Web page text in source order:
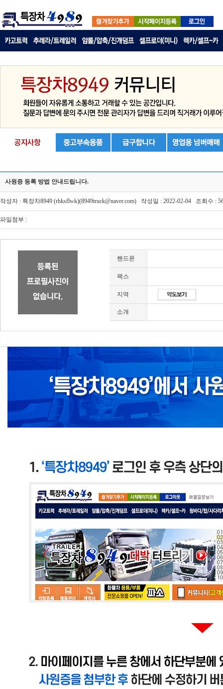
사원증 등록 방법 안내드립니다.
작성자 : 특장차8949 (rhksflwk)(8949truck@naver.com) 작성일 : 2022-02-04 조회수 :
파일첨부 :
핸드폰
팩스
지역
소개